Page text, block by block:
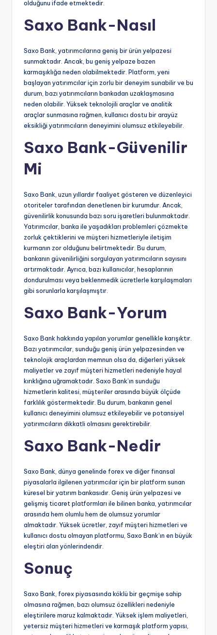
olduğunu ifade etmektedir.
Saxo Bank-Nasıl
Saxo Bank, yatırımcılarına geniş bir ürün yelpazesi
sunmaktadır. Ancak, bu geniş yelpaze bazen
karmaşıklığa neden olabilmektedir. Platform, yeni
başlayan yatırımcılar için zorlu bir deneyim sunabilir ve bu
durum, bazı yatırımcıların bankadan uzaklaşmasına
neden olabilir. Yüksek teknolojili araçlar ve analitik
araçlar sunmasına rağmen, kullanıcı dostu bir arayüz
eksikliği yatırımcıların deneyimini olumsuz etkileyebilir.
Saxo Bank-Güvenilir
Mi
Saxo Bank, uzun yıllardır faaliyet gösteren ve düzenleyici
otoriteler tarafından denetlenen bir kurumdur. Ancak,
güvenilirlik konusunda bazı soru işaretleri bulunmaktadır.
Yatırımcılar, banka ile yaşadıkları problemleri çözmekte
zorluk çektiklerini ve müşteri hizmetleriyle iletişim
kurmanın zor olduğunu belirtmektedir. Bu durum,
bankanın güvenilirliğini sorgulayan yatırımcıların sayısını
artırmaktadır. Ayrıca, bazı kullanıcılar, hesaplarının
dondurulması veya beklenmedik ücretlerle karşılaşmaları
gibi sorunlarla karşılaşmıştır.
Saxo Bank-Yorum
Saxo Bank hakkında yapılan yorumlar genellikle karışıktır.
Bazı yatırımcılar, sunduğu geniş ürün yelpazesinden ve
teknolojik araçlardan memnun olsa da, diğerleri yüksek
maliyetler ve zayıf müşteri hizmetleri nedeniyle hayal
kırıklığına uğramaktadır. Saxo Bank’ın sunduğu
hizmetlerin kalitesi, müşteriler arasında büyük ölçüde
farklılık göstermektedir. Bu durum, bankanın genel
kullanıcı deneyimini olumsuz etkileyebilir ve potansiyel
yatırımcıların dikkatli olmasını gerektirebilir.
Saxo Bank-Nedir
Saxo Bank, dünya genelinde forex ve diğer finansal
piyasalarla ilgilenen yatırımcılar için bir platform sunan
küresel bir yatırım bankasıdır. Geniş ürün yelpazesi ve
gelişmiş ticaret platformları ile bilinen banka, yatırımcılar
arasında hem olumlu hem de olumsuz yorumlar
almaktadır. Yüksek ücretler, zayıf müşteri hizmetleri ve
kullanıcı dostu olmayan platformu, Saxo Bank’ın en büyük
eleştiri alan yönlerindendir.
Sonuç
Saxo Bank, forex piyasasında köklü bir geçmişe sahip
olmasına rağmen, bazı olumsuz özellikleri nedeniyle
eleştirilere maruz kalmaktadır. Yüksek işlem maliyetleri,
yetersiz müşteri hizmetleri ve karmaşık platform yapısı,